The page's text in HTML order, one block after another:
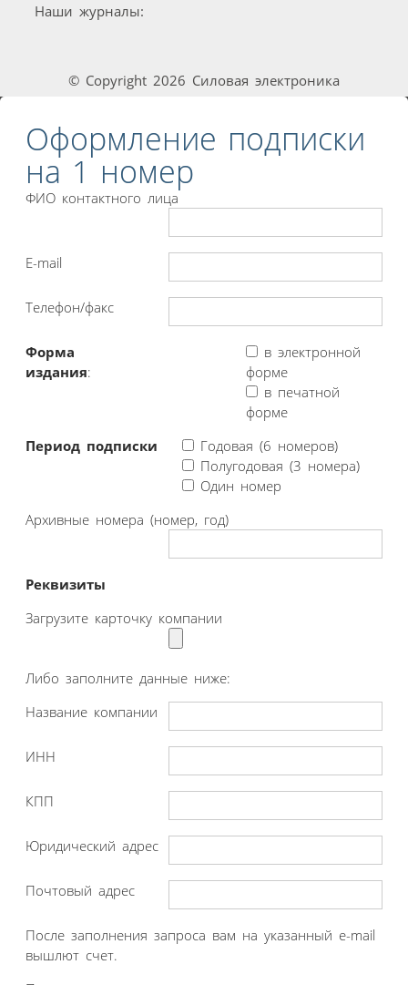
Наши журналы:
© Copyright 2026 Силовая электроника
Оформление подписки
на 1 номер
ФИО контактного лица
E-mail
Телефон/факс
Форма
издания:
в электронной
форме
в печатной
форме
Период подписки
Годовая (6 номеров)
Полугодовая (3 номера)
Один номер
Архивные номера (номер, год)
Реквизиты
Загрузите карточку компании
Либо заполните данные ниже:
Название компании
ИНН
КПП
Юридический адрес
Почтовый адрес
После заполнения запроса вам на указанный e-mail
вышлют счет.